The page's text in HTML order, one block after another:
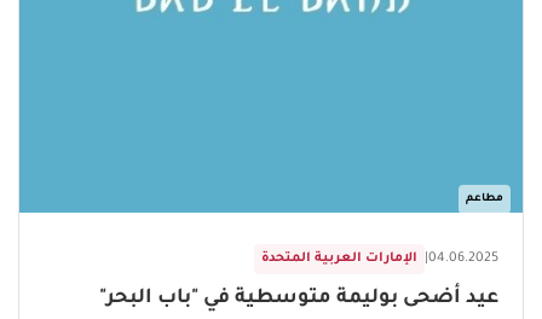
مطاعم
الإمارات العربية المتحدة 04.06.2025
عيد أضحى بوليمة متوسطية في "باب البحر"